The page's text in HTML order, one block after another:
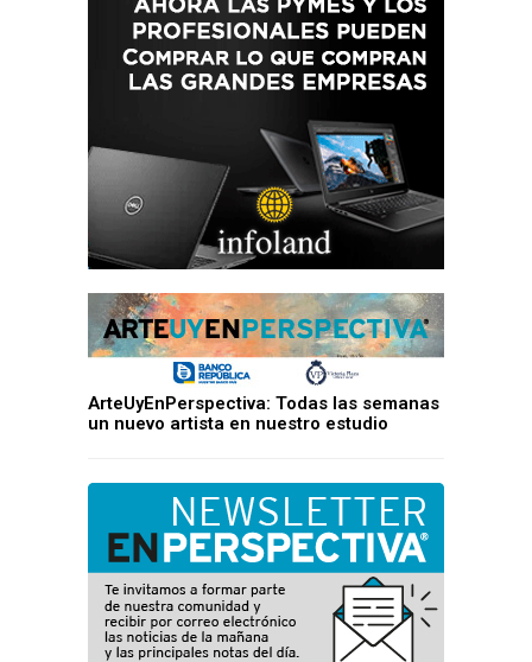
ArteUyEnPerspectiva: Todas las semanas
un nuevo artista en nuestro estudio